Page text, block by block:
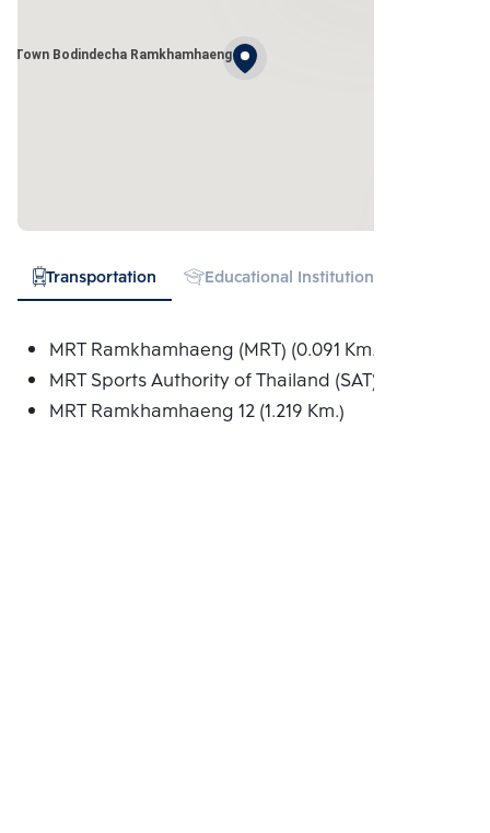
Town Bodindecha Ramkhamhaeng
Transportation Educational Institution
MRT Ramkhamhaeng (MRT) (0.091 Km.)
MRT Sports Authority of Thailand (SAT) (1.211 Km.)
MRT Ramkhamhaeng 12 (1.219 Km.)